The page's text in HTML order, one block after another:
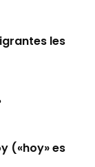
les
(«hoy» es